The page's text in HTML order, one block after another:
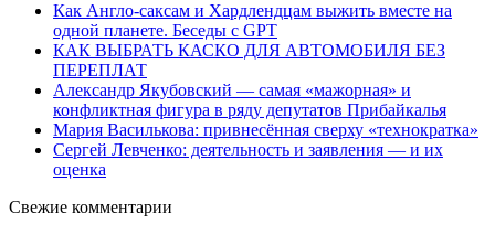
Как Англо-саксам и Хардлендцам выжить вместе на
одной планете. Беседы с GPT
КАК ВЫБРАТЬ КАСКО ДЛЯ АВТОМОБИЛЯ БЕЗ
ПЕРЕПЛАТ
Александр Якубовский — самая «мажорная» и
конфликтная фигура в ряду депутатов Прибайкалья
Мария Василькова: привнесённая сверху «технократка»
Сергей Левченко: деятельность и заявления — и их
оценка
Свежие комментарии